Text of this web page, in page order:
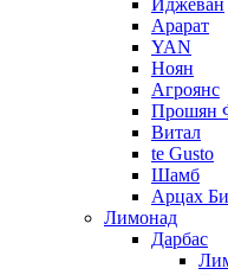
Иджеван
Арарат
YAN
Ноян
Агроянс
Прошян
Витал
te Gusto
Шамб
Арцах
Лимонад
Дарбас